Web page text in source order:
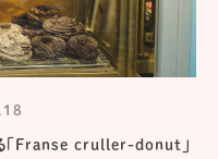
「Franse cruller-donut」